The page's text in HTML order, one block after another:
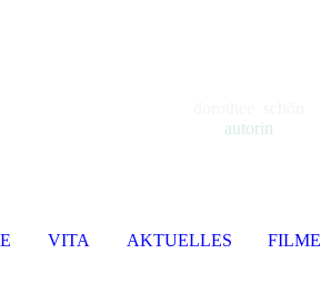
autorin
VITA AKTUELLES FILME